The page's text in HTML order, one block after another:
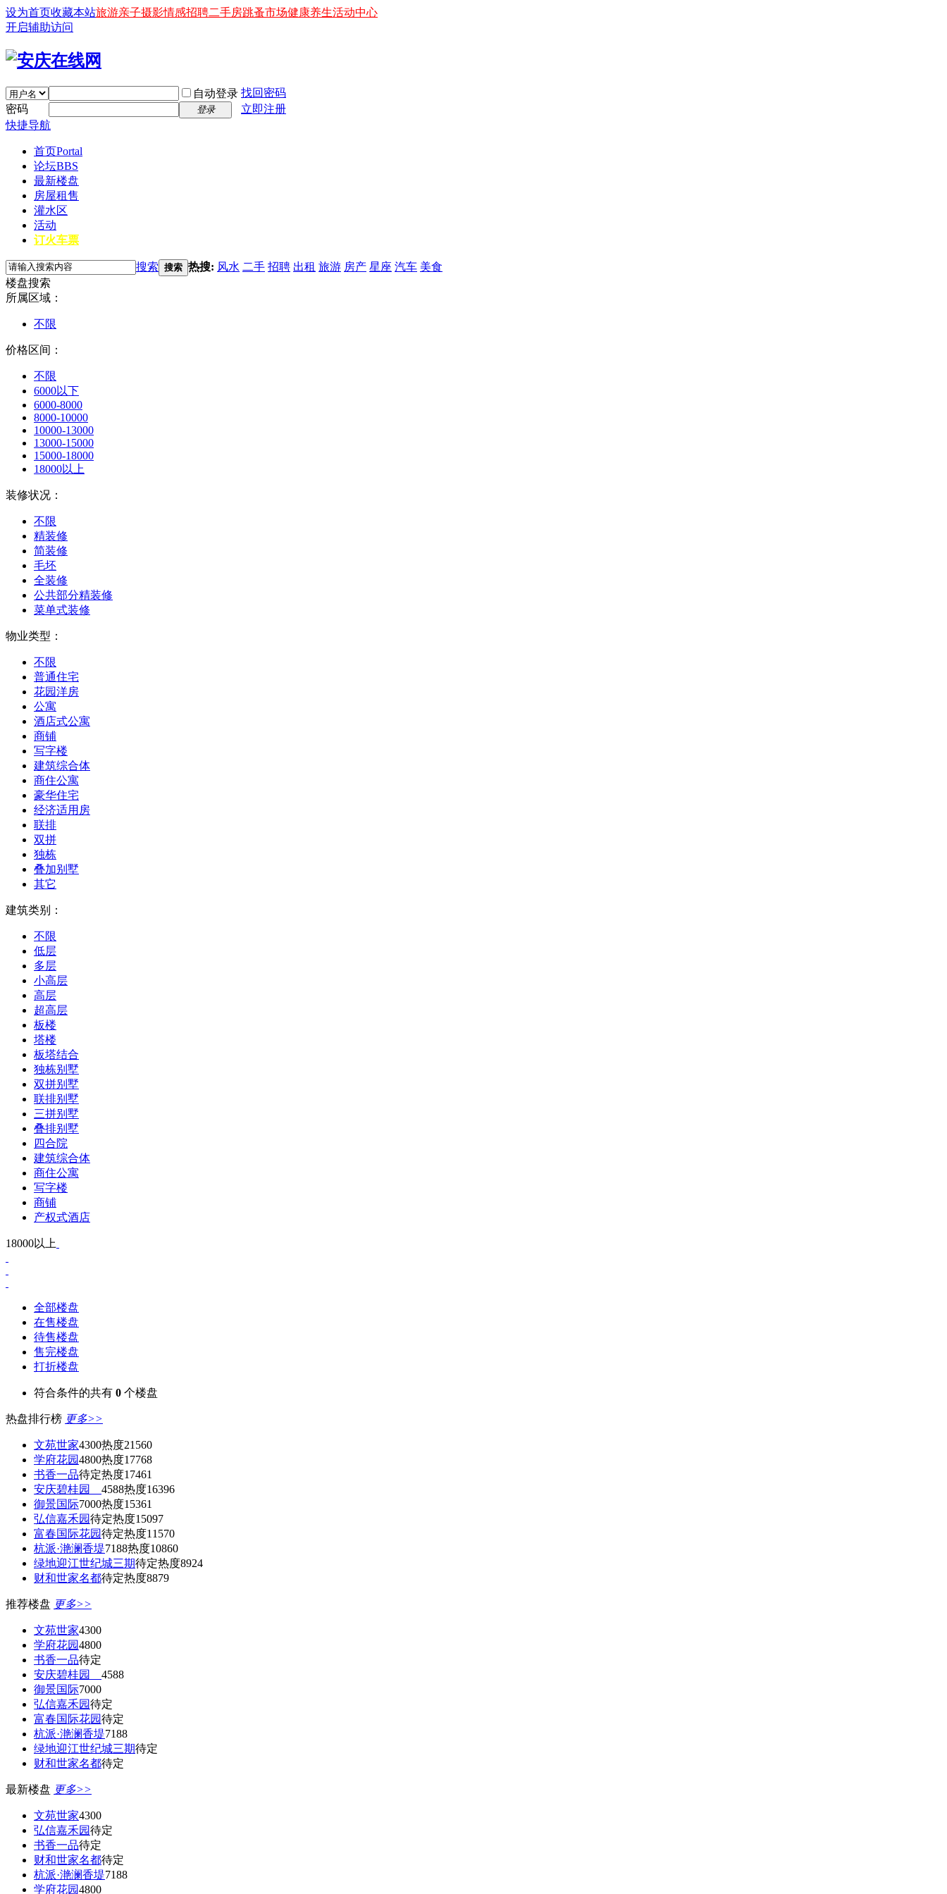
设为首页收藏本站旅游亲子摄影情感招聘二手房跳蚤市场健康养生活动中心
开启辅助访问
自动登录 找回密码
密码
登录
立即注册
快捷导航
首页Portal
论坛BBS
最新楼盘
房屋租售
灌水区
活动
订火车票
搜索 搜索 热搜: 风水 二手 招聘 出租 旅游 房产 星座 汽车 美食
楼盘搜索
所属区域：
不限
价格区间：
不限
6000以下
6000-8000
8000-10000
10000-13000
13000-15000
15000-18000
18000以上
装修状况：
不限
精装修
简装修
毛坯
全装修
公共部分精装修
菜单式装修
物业类型：
不限
普通住宅
花园洋房
公寓
酒店式公寓
商铺
写字楼
建筑综合体
商住公寓
豪华住宅
经济适用房
联排
双拼
独栋
叠加别墅
其它
建筑类别：
不限
低层
多层
小高层
高层
超高层
板楼
塔楼
板塔结合
独栋别墅
双拼别墅
联排别墅
三拼别墅
叠排别墅
四合院
建筑综合体
商住公寓
写字楼
商铺
产权式酒店
18000以上
全部楼盘
在售楼盘
待售楼盘
售完楼盘
打折楼盘
符合条件的共有 0 个楼盘
热盘排行榜 更多>>
文苑世家4300热度21560
学府花园4800热度17768
书香一品待定热度17461
安庆碧桂园 4588热度16396
御景国际7000热度15361
弘信嘉禾园待定热度15097
富春国际花园待定热度11570
杭派·滟澜香堤7188热度10860
绿地迎江世纪城三期待定热度8924
财和世家名都待定热度8879
推荐楼盘 更多>>
文苑世家4300
学府花园4800
书香一品待定
安庆碧桂园 4588
御景国际7000
弘信嘉禾园待定
富春国际花园待定
杭派·滟澜香堤7188
绿地迎江世纪城三期待定
财和世家名都待定
最新楼盘 更多>>
文苑世家4300
弘信嘉禾园待定
书香一品待定
财和世家名都待定
杭派·滟澜香堤7188
学府花园4800